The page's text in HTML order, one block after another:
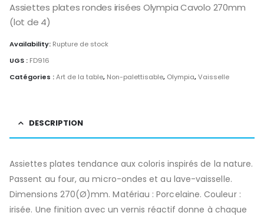
Assiettes plates rondes irisées Olympia Cavolo 270mm
(lot de 4)
Availability: Rupture de stock
UGS : FD916
Catégories :Art de la table, Non-palettisable, Olympia,Vaisselle
DESCRIPTION
Assiettes plates tendance aux coloris inspirés de la nature.
Passent au four, au micro-ondes et au lave-vaisselle.
Dimensions 270(Ø)mm. Matériau : Porcelaine. Couleur :
irisée. Une finition avec un vernis réactif donne à chaque